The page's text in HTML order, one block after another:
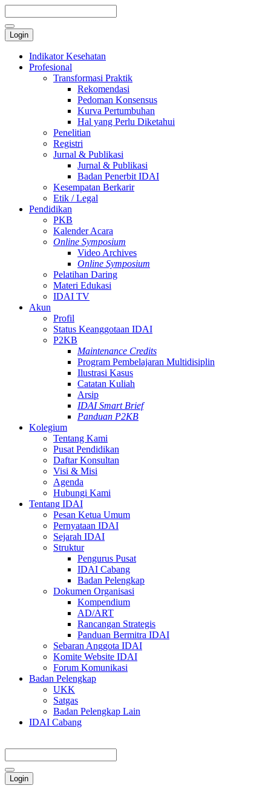
Login
Indikator Kesehatan
Profesional
Transformasi Praktik
Rekomendasi
Pedoman Konsensus
Kurva Pertumbuhan
Hal yang Perlu Diketahui
Penelitian
Registri
Jurnal & Publikasi
Jurnal & Publikasi
Badan Penerbit IDAI
Kesempatan Berkarir
Etik / Legal
Pendidikan
PKB
Kalender Acara
Online Symposium
Video Archives
Online Symposium
Pelatihan Daring
Materi Edukasi
IDAI TV
Akun
Profil
Status Keanggotaan IDAI
P2KB
Maintenance Credits
Program Pembelajaran Multidisiplin
Ilustrasi Kasus
Catatan Kuliah
Arsip
IDAI Smart Brief
Panduan P2KB
Kolegium
Tentang Kami
Pusat Pendidikan
Daftar Konsultan
Visi & Misi
Agenda
Hubungi Kami
Tentang IDAI
Pesan Ketua Umum
Pernyataan IDAI
Sejarah IDAI
Struktur
Pengurus Pusat
IDAI Cabang
Badan Pelengkap
Dokumen Organisasi
Kompendium
AD/ART
Rancangan Strategis
Panduan Bermitra IDAI
Sebaran Anggota IDAI
Komite Website IDAI
Forum Komunikasi
Badan Pelengkap
UKK
Satgas
Badan Pelengkap Lain
IDAI Cabang
Login